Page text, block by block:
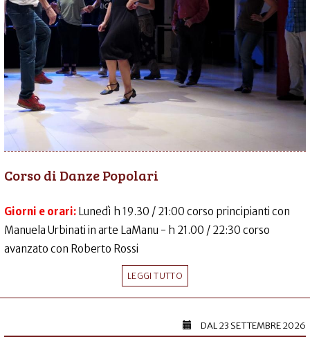
Corso di Danze Popolari
Giorni e orari: Lunedì h 19.30 / 21:00 corso principianti con
Manuela Urbinati in arte LaManu - h 21.00 / 22:30 corso
avanzato con Roberto Rossi
LEGGI TUTTO
DAL23 SETTEMBRE 2026